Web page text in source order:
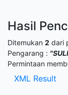
Hasil
Ditemukan 2 dari
Pengarang :
Permintaan
XML Result